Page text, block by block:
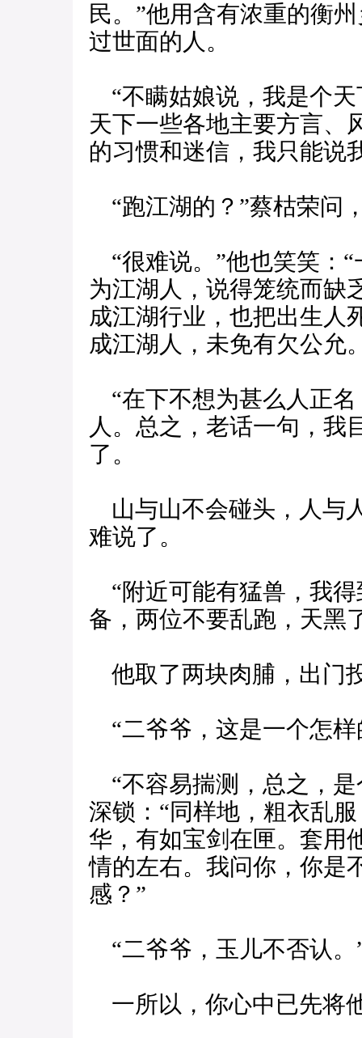
民。”他用含有浓重的衡
过世面的人。
“不瞒姑娘说，我是个
天下一些各地主要方言、
的习惯和迷信，我只能说
“跑江湖的？”蔡枯荣问
“很难说。”他也笑笑：
为江湖人，说得笼统而缺
成江湖行业，也把出生人
成江湖人，未免有欠公允
“在下不想为甚么人正
人。总之，老话一句，我
了。
山与山不会碰头，人与
难说了。
“附近可能有猛兽，我
备，两位不要乱跑，天黑
他取了两块肉脯，出门
“二爷爷，这是一个怎样
“不容易揣测，总之，是
深锁：“同样地，粗衣乱
华，有如宝剑在匣。套用
情的左右。我问你，你是
感？”
“二爷爷，玉儿不否认。
一所以，你心中已先将